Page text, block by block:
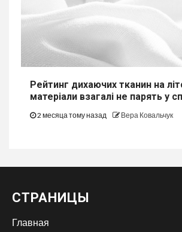
Рейтинг дихаючих тканин на
матеріали взагалі не парять у
2 месяца тому назад Вера Ковальчук
СТРАНИЦЫ
Главная